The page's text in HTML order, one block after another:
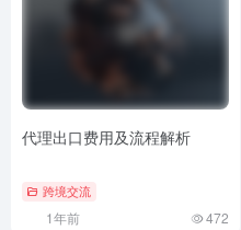
代理出口费用及流程解析
跨境交流
1年前 472